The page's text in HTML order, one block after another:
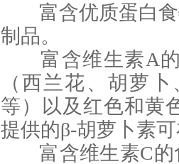
富含优质蛋白
制品。
富含维生素A
（西兰花、胡萝
等）以及红色和黄
提供的β-胡萝卜素
富含维生素C